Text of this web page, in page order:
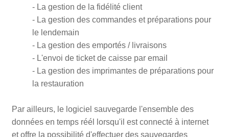
- La gestion de la fidélité client
- La gestion des commandes et préparations pour
le lendemain
- La gestion des emportés / livraisons
- L'envoi de ticket de caisse par email
- La gestion des imprimantes de préparations pour
la restauration
Par ailleurs, le logiciel sauvegarde l'ensemble des
données en temps réél lorsqu'il est connecté à internet
et offre la possibilité d'effectuer des sauvegardes